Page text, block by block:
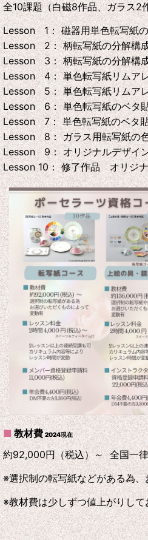
全10課題（白磁8作品、ガラス2
Lesson 1： 磁器用単色転写紙
Lesson 2： 柄転写紙の分解構
Lesson 3： 柄転写紙の分解構
Lesson 4： 単色転写紙リムア
Lesson 5： 単色転写紙リムア
Lesson 6： 単色転写紙のベタ
Lesson 7： 単色転写紙のベタ
Lesson 8： ガラス用転写紙の
Lesson 9： オリジナルデザイ
Lesson 10： 修了作品 オリジ
■教材費 2024現在
約92,000円（税込）～ 全国一
※選択制の転写紙などがある為
※教材費は少しずつ値上がりし